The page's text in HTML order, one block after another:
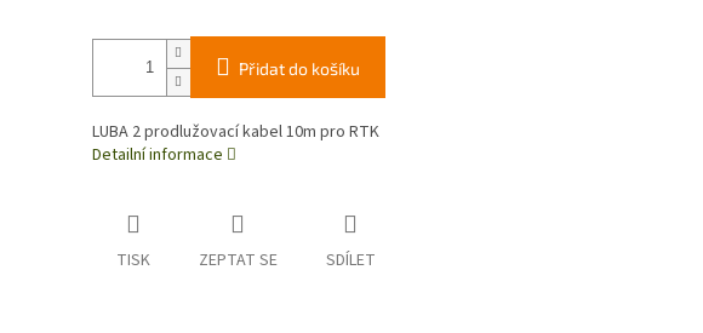
Přidat do košíku
LUBA 2 prodlužovací kabel 10m pro RTK
Detailní informace
TISK ZEPTAT SE SDÍLET